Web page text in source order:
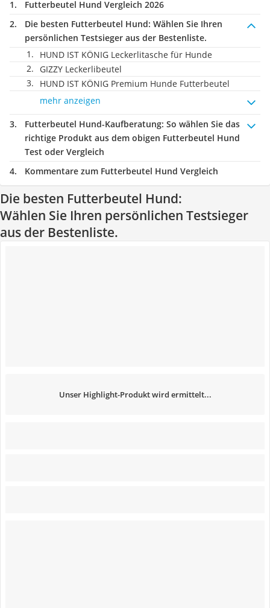
Futterbeutel Hund Vergleich 2026
Die besten Futterbeutel Hund: Wählen Sie Ihren
persönlichen Testsieger aus der Bestenliste.
HUND IST KÖNIG Leckerlitasche für Hunde
GIZZY Leckerlibeutel
HUND IST KÖNIG Premium Hunde Futterbeutel
mehr anzeigen
Futterbeutel Hund-Kaufberatung: So wählen Sie das
richtige Produkt aus dem obigen Futterbeutel Hund
Test oder Vergleich
Kommentare zum Futterbeutel Hund Vergleich
Die besten Futterbeutel Hund:
Wählen Sie Ihren persönlichen Testsieger
aus der Bestenliste.
Unser Highlight-Produkt wird ermittelt...